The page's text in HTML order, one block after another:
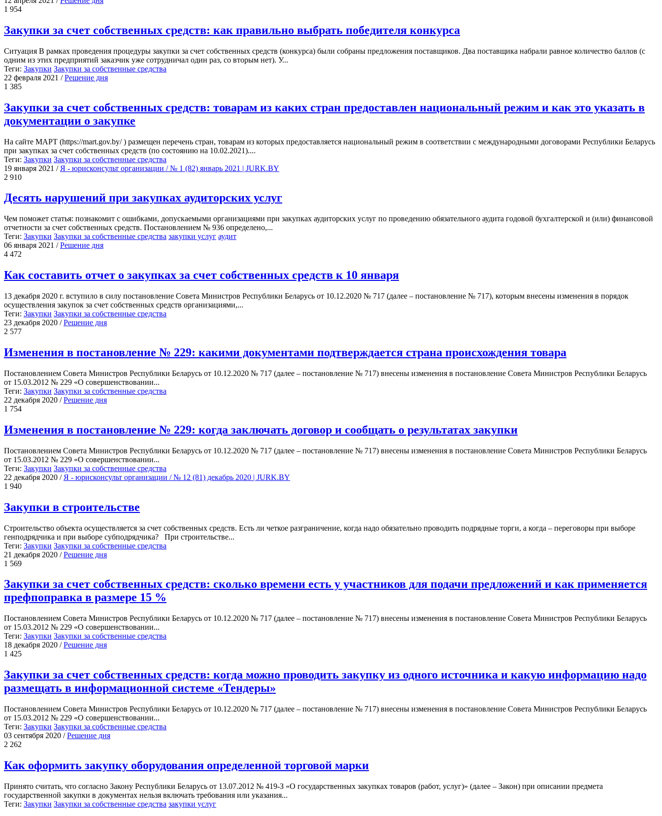
1 954
Закупки за счет собственных средств: как правильно выбрать победителя конкурса
Ситуация В рамках проведения процедуры закупки за счет собственных средств (конкурса) были собраны предложения поставщиков. Два поставщика набрали равное количество баллов (с
одним из этих предприятий заказчик уже сотрудничал один раз, со вторым нет). У...
Теги: Закупки Закупки за собственные средства
22 февраля 2021 /Решение дня
1 385
Закупки за счет собственных средств: товарам из каких стран предоставлен национальный режим и как это указать в
документации о закупке
На сайте МАРТ (https://mart.gov.by/ ) размещен перечень стран, товарам из которых предоставляется национальный режим в соответствии с международными договорами Республики Беларусь
при закупках за счет собственных средств (по состоянию на 10.02.2021)....
Теги: Закупки Закупки за собственные средства
19 января 2021 / Я - юрисконсульт организации / № 1 (82) январь 2021 | JURK.BY
2 910
Десять нарушений при закупках аудиторских услуг
Чем поможет статья: познакомит с ошибками, допускаемыми организациями при закупках аудиторских услуг по проведению обязательного аудита годовой бухгалтерской и (или) финансовой
отчетности за счет собственных средств. Постановлением № 936 определено,...
Теги: Закупки Закупки за собственные средства закупки услуг аудит
06 января 2021 /Решение дня
4 472
Как составить отчет о закупках за счет собственных средств к 10 января
13 декабря 2020 г. вступило в силу постановление Совета Министров Республики Беларусь от 10.12.2020 № 717 (далее – постановление № 717), которым внесены изменения в порядок
осуществления закупок за счет собственных средств организациями,...
Теги: Закупки Закупки за собственные средства
23 декабря 2020 /Решение дня
2 577
Изменения в постановление № 229: какими документами подтверждается страна происхождения товара
Постановлением Совета Министров Республики Беларусь от 10.12.2020 № 717 (далее – постановление № 717) внесены изменения в постановление Совета Министров Республики Беларусь
от 15.03.2012 № 229 «О совершенствовании...
Теги: Закупки Закупки за собственные средства
22 декабря 2020 /Решение дня
1 754
Изменения в постановление № 229: когда заключать договор и сообщать о результатах закупки
Постановлением Совета Министров Республики Беларусь от 10.12.2020 № 717 (далее – постановление № 717) внесены изменения в постановление Совета Министров Республики Беларусь
от 15.03.2012 № 229 «О совершенствовании...
Теги: Закупки Закупки за собственные средства
22 декабря 2020 / Я - юрисконсульт организации / № 12 (81) декабрь 2020 | JURK.BY
1 940
Закупки в строительстве
Строительство объекта осуществляется за счет собственных средств. Есть ли четкое разграничение, когда надо обязательно проводить подрядные торги, а когда – переговоры при выборе
генподрядчика и при выборе субподрядчика? При строительстве...
Теги: Закупки Закупки за собственные средства
21 декабря 2020 /Решение дня
1 569
Закупки за счет собственных средств: сколько времени есть у участников для подачи предложений и как применяется
префпоправка в размере 15 %
Постановлением Совета Министров Республики Беларусь от 10.12.2020 № 717 (далее – постановление № 717) внесены изменения в постановление Совета Министров Республики Беларусь
от 15.03.2012 № 229 «О совершенствовании...
Теги: Закупки Закупки за собственные средства
18 декабря 2020 /Решение дня
1 425
Закупки за счет собственных средств: когда можно проводить закупку из одного источника и какую информацию надо
размещать в информационной системе «Тендеры»
Постановлением Совета Министров Республики Беларусь от 10.12.2020 № 717 (далее – постановление № 717) внесены изменения в постановление Совета Министров Республики Беларусь
от 15.03.2012 № 229 «О совершенствовании...
Теги: Закупки Закупки за собственные средства
03 сентября 2020 /Решение дня
2 262
Как оформить закупку оборудования определенной торговой марки
Принято считать, что согласно Закону Республики Беларусь от 13.07.2012 № 419-З «О государственных закупках товаров (работ, услуг)» (далее – Закон) при описании предмета
государственной закупки в документах нельзя включать требования или указания...
Теги: Закупки Закупки за собственные средства закупки услуг